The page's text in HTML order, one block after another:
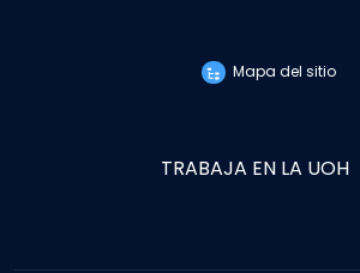
Mapa del sitio
TRABAJA EN LA UOH